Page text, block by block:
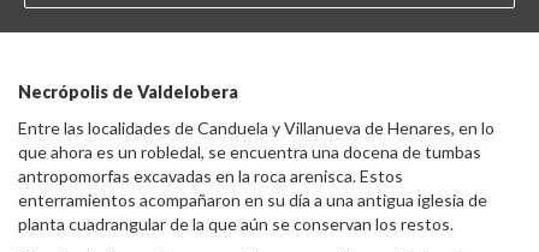
Necrópolis de Valdelobera
Entre las localidades de Canduela y Villanueva de Henares, en lo
que ahora es un robledal, se encuentra una docena de tumbas
antropomorfas excavadas en la roca arenisca. Estos
enterramientos acompañaron en su día a una antigua iglesia de
planta cuadrangular de la que aún se conservan los restos.